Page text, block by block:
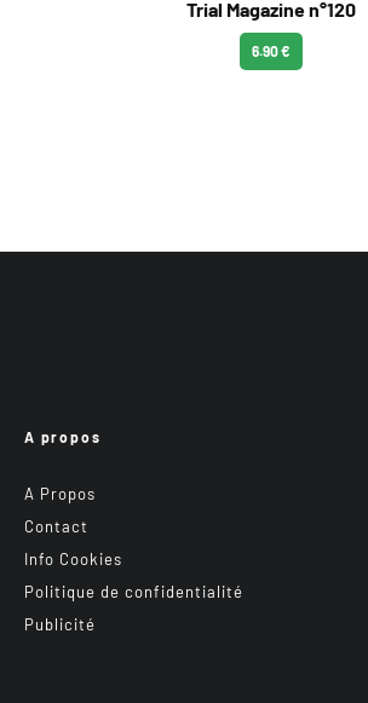
Trial Magazine n°120
6.90 €
A propos
A Propos
Contact
Info Cookies
Politique de confidentialité
Publicité